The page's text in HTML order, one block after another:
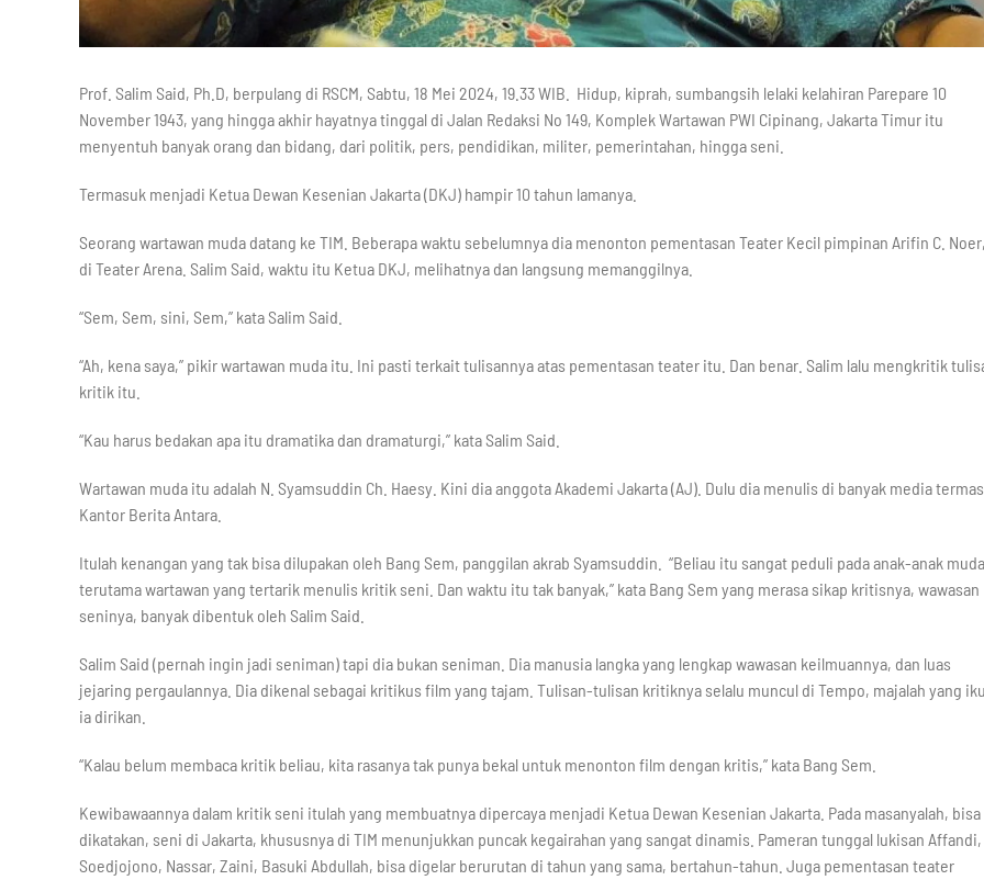
Prof. Salim Said, Ph.D, berpulang di RSCM, Sabtu, 18 Mei 2024, 19.33 WIB. Hidup, kiprah, sumbangsih lelaki kelahiran Parepare 10
November 1943, yang hingga akhir hayatnya tinggal di Jalan Redaksi No 149, Komplek Wartawan PWI Cipinang, Jakarta Timur itu
menyentuh banyak orang dan bidang, dari politik, pers, pendidikan, militer, pemerintahan, hingga seni.
Termasuk menjadi Ketua Dewan Kesenian Jakarta (DKJ) hampir 10 tahun lamanya.
Seorang wartawan muda datang ke TIM. Beberapa waktu sebelumnya dia menonton pementasan Teater Kecil pimpinan Arifin C. Noer,
di Teater Arena. Salim Said, waktu itu Ketua DKJ, melihatnya dan langsung memanggilnya.
“Sem, Sem, sini, Sem,” kata Salim Said.
“Ah, kena saya,” pikir wartawan muda itu. Ini pasti terkait tulisannya atas pementasan teater itu. Dan benar. Salim lalu mengkritik
kritik itu.
“Kau harus bedakan apa itu dramatika dan dramaturgi,” kata Salim Said.
Wartawan muda itu adalah N. Syamsuddin Ch. Haesy. Kini dia anggota Akademi Jakarta (AJ). Dulu dia menulis di banyak media
Kantor Berita Antara.
Itulah kenangan yang tak bisa dilupakan oleh Bang Sem, panggilan akrab Syamsuddin. “Beliau itu sangat peduli pada anak-anak muda
terutama wartawan yang tertarik menulis kritik seni. Dan waktu itu tak banyak,” kata Bang Sem yang merasa sikap kritisnya, wawasan
seninya, banyak dibentuk oleh Salim Said.
Salim Said (pernah ingin jadi seniman) tapi dia bukan seniman. Dia manusia langka yang lengkap wawasan keilmuannya, dan luas
jejaring pergaulannya. Dia dikenal sebagai kritikus film yang tajam. Tulisan-tulisan kritiknya selalu muncul di Tempo, majalah yang
ia dirikan.
“Kalau belum membaca kritik beliau, kita rasanya tak punya bekal untuk menonton film dengan kritis,” kata Bang Sem.
Kewibawaannya dalam kritik seni itulah yang membuatnya dipercaya menjadi Ketua Dewan Kesenian Jakarta. Pada masanyalah, bisa
dikatakan, seni di Jakarta, khususnya di TIM menunjukkan puncak kegairahan yang sangat dinamis. Pameran tunggal lukisan Affandi,
Soedjojono, Nassar, Zaini, Basuki Abdullah, bisa digelar berurutan di tahun yang sama, bertahun-tahun. Juga pementasan teater